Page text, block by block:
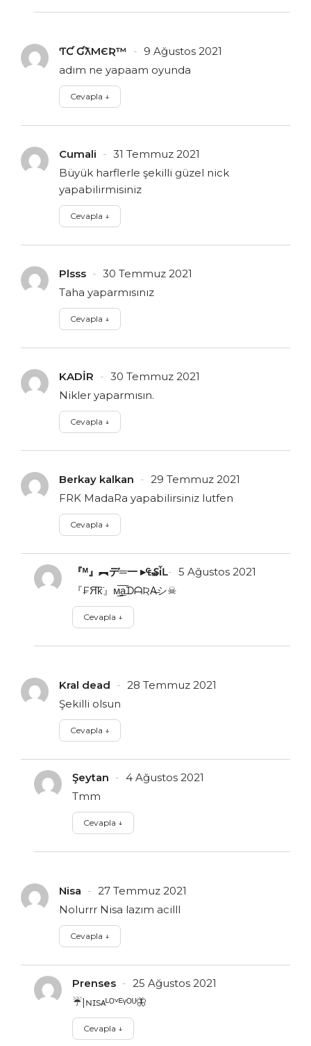
ƬƇ ƓƛMЄƦ™
9 Ağustos 2021
adım ne yapaam oyunda
Cevapla ↓
Cumali
31 Temmuz 2021
Büyük harflerle şekilli güzel nick
yapabilirmisiniz
Cevapla ↓
Plsss
30 Temmuz 2021
Taha yaparmısınız
Cevapla ↓
KADİR
30 Temmuz 2021
Nikler yaparmısın.
Cevapla ↓
Berkay kalkan
29 Temmuz 2021
FRK MadaRa yapabilirsiniz lutfen
Cevapla ↓
『ᴹ』︻デ═一 ▸₠₷ἶĿ
5 Ağustos 2021
『₣Я̑̈k̑̈』м̲̅a̲̅ᗪᗩƦA̶シ☠
Cevapla ↓
Kral dead
28 Temmuz 2021
Şekilli olsun
Cevapla ↓
Şeytan
4 Ağustos 2021
Tmm
Cevapla ↓
Nisa
27 Temmuz 2021
Nolurrr Nisa lazım acilll
Cevapla ↓
Prenses
25 Ağustos 2021
☔|ɴɪsᴀᴸᴼᵛᴱᵞᴼᵁ🦋
Cevapla ↓